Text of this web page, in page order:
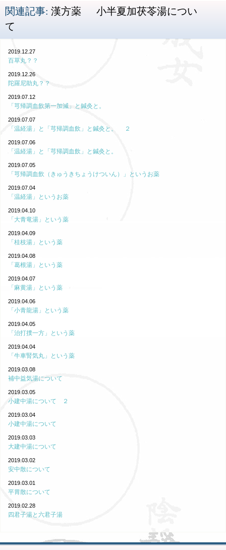
関連記事: 漢方薬
小半夏加茯苓湯につい
て
2019.12.27
百草丸？？
2019.12.26
陀羅尼助丸？？
2019.07.12
「芎帰調血飲第一加減」と鍼灸と。
2019.07.07
「温経湯」と「芎帰調血飲」と鍼灸と。 ２
2019.07.06
「温経湯」と「芎帰調血飲」と鍼灸と。
2019.07.05
「芎帰調血飲（きゅうきちょうけついん）」というお薬
2019.07.04
「温経湯」というお薬
2019.04.10
「大青竜湯」という薬
2019.04.09
「桂枝湯」という薬
2019.04.08
「葛根湯」という薬
2019.04.07
「麻黄湯」という薬
2019.04.06
「小青龍湯」という薬
2019.04.05
「治打撲一方」という薬
2019.04.04
「牛車腎気丸」という薬
2019.03.08
補中益気湯について
2019.03.05
小建中湯について ２
2019.03.04
小建中湯について
2019.03.03
大建中湯について
2019.03.02
安中散について
2019.03.01
平胃散について
2019.02.28
四君子湯と六君子湯